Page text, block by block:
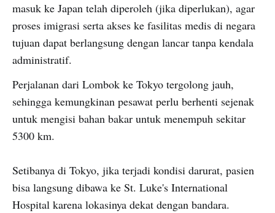
masuk ke Japan telah diperoleh (jika diperlukan), agar
proses imigrasi serta akses ke fasilitas medis di negara
tujuan dapat berlangsung dengan lancar tanpa kendala
administratif.
Perjalanan dari Lombok ke Tokyo tergolong jauh,
sehingga kemungkinan pesawat perlu berhenti sejenak
untuk mengisi bahan bakar untuk menempuh sekitar
5300 km.
Setibanya di Tokyo, jika terjadi kondisi darurat, pasien
bisa langsung dibawa ke St. Luke's International
Hospital karena lokasinya dekat dengan bandara.